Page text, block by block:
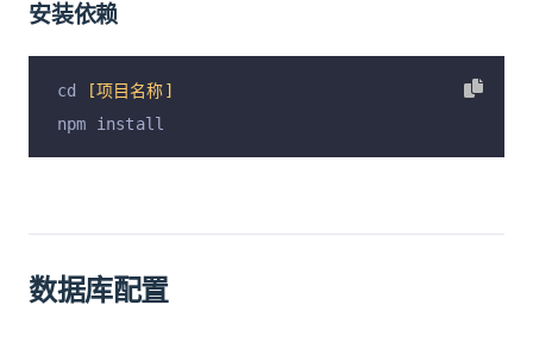
安装依赖
cd
[项目名称]
npm install
数据库配置